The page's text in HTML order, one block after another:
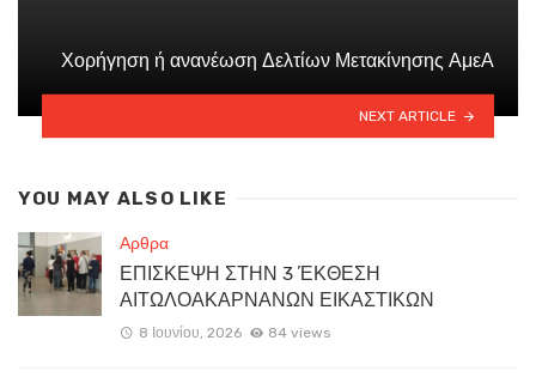
Χορήγηση ή ανανέωση Δελτίων Μετακίνησης ΑμεΑ
NEXT ARTICLE
YOU MAY ALSO LIKE
Αρθρα
ΕΠΙΣΚΕΨΗ ΣΤΗΝ 3 ΈΚΘΕΣΗ
ΑΙΤΩΛΟΑΚΑΡΝΑΝΩΝ ΕΙΚΑΣΤΙΚΩΝ
8 Ιουνίου, 2026 84 views